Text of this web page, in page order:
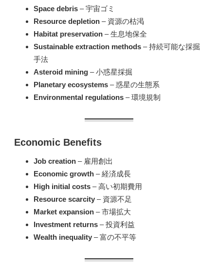
Space debris – 宇宙ゴミ
Resource depletion – 資源の枯渇
Habitat preservation – 生息地保全
Sustainable extraction methods – 持続可能な採掘
手法
Asteroid mining – 小惑星採掘
Planetary ecosystems – 惑星の生態系
Environmental regulations – 環境規制
Economic Benefits
Job creation – 雇用創出
Economic growth – 経済成長
High initial costs – 高い初期費用
Resource scarcity – 資源不足
Market expansion – 市場拡大
Investment returns – 投資利益
Wealth inequality – 富の不平等